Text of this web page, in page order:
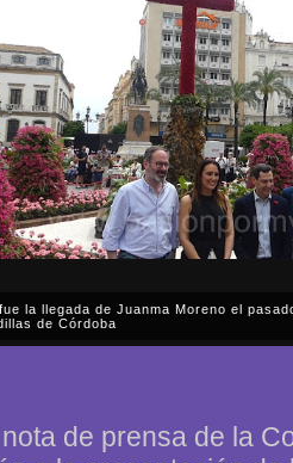
la llegada de Juanma Moreno el
de Córdoba
de prensa de la